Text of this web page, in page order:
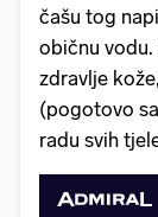
čašu tog
običnu
zdravlje
(pogotovo
radu svih